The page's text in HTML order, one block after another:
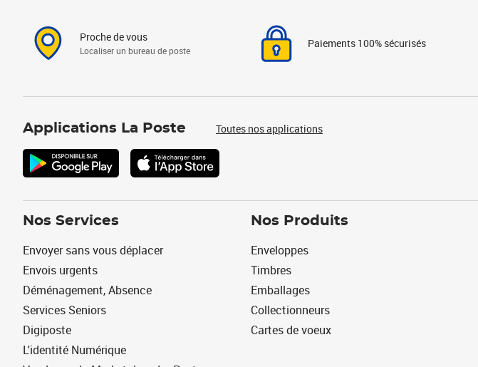
Proche de vous
Localiser un bureau de poste
Paiements 100% sécurisés
Applications La Poste Toutes nos applications
Nos Services
Envoyer sans vous déplacer
Envois urgents
Déménagement, Absence
Services Seniors
Digiposte
L'identité Numérique
Nos Produits
Enveloppes
Timbres
Emballages
Collectionneurs
Cartes de voeux